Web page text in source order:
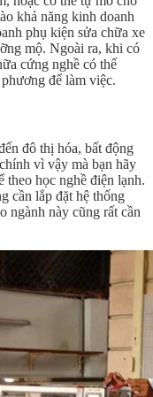
khả năng kinh doanh
phụ kiện sửa chữa xe
mộ. Ngoài ra, khi có
cứng nghề có thể
để làm việc.
đô thị hóa, bất động
vì vậy mà bạn hãy
theo học nghề điện lạnh.
cần lắp đặt hệ thống
ngành này cũng rất cần